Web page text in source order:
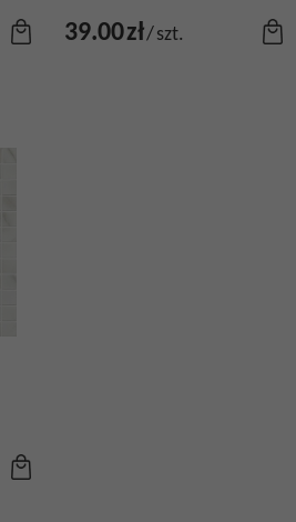
39.00zł/szt.